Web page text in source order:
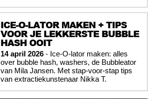
ICE-O-LATOR MAKEN + TIPS
VOOR JE LEKKERSTE BUBBLE
HASH OOIT
14 april 2026 - Ice-O-lator maken: alles
over bubble hash, washers, de Bubbleator
van Mila Jansen. Met stap-voor-stap tips
van extractiekunstenaar Nikka T.